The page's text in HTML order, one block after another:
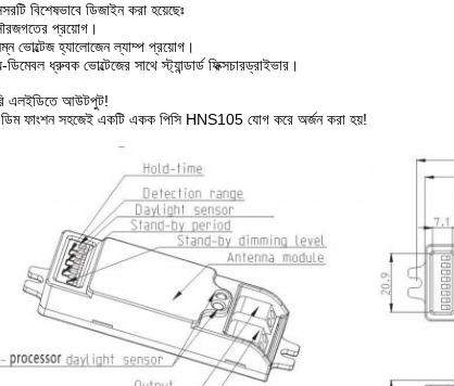
বিশেষভাবে ডিজাইন করা হয়েছেঃ
প্রয়োগ।
ভোল্টেজ হ্যালোজেন ল্যাম্প প্রয়োগ।
ধ্রুবক ভোল্টেজের সাথে স্ট্যান্ডার্ড ফিক্সচারড্রাইভার।
এলইডিতে আউটপুট!
ডিম ফাংশন সহজেই একটি একক পিসি HNS105 যোগ করে অর্জন করা হয়!